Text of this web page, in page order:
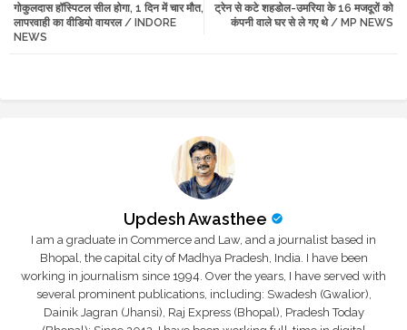
tte ats
ट्रेन से कटे शहडोल-उमरिया के 16 मजदूरों को
कंपनी वाले घर से ले गए थे / MP NEWS
गोकुलदास हॉस्पिटल सील होगा, 1 दिन में चार मौत,
लापरवाही का वीडियो वायरल / INDORE
NEWS
Updesh Awasthee
I am a graduate in Commerce and Law, and a journalist based in
Bhopal, the capital city of Madhya Pradesh, India. I have been
working in journalism since 1994. Over the years, I have served with
several prominent publications, including: Swadesh (Gwalior),
Dainik Jagran (Jhansi), Raj Express (Bhopal), Pradesh Today